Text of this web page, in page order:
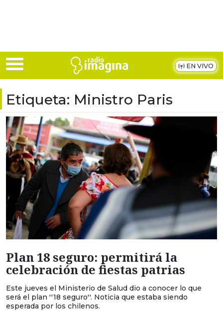
EN VIVO
Etiqueta: Ministro Paris
Plan 18 seguro: permitirá la
celebración de fiestas patrias
Este jueves el Ministerio de Salud dio a conocer lo que
será el plan ''18 seguro''. Noticia que estaba siendo
esperada por los chilenos.